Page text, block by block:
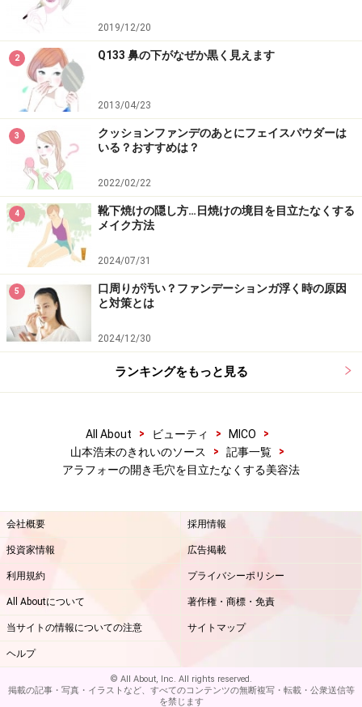
山本浩未さん プロフィール
さまざまなメディアで大人気のヘア＆メイクアップアー
ティスト。取り入れやすいメイクテクが、幅広い年代の
女性に支持される秘密。
・公式Twitterはこちら>>
・
公式Facebookはこちら>>
※記事内容は執筆時点のものです。最新の内容をご確認くださ
い。
※個人の体質、また、誤った方法による実践に起因して肌荒れや
不調を引き起こす場合があります。実践の際には、必ず自身の体
質及び健康状態を十分に考慮し、正しい方法で行ってください。
2019/12/20
2 Q133 鼻の下がなぜか黒く見えます
2013/04/23
3
クッションファンデのあとにフェイスパウダーは
いる？おすすめは？
2022/02/22
4
靴下焼けの隠し方…日焼けの境目を目立たなくする
メイク方法
2024/07/31
5
口周りが汚い？ファンデーションガ浮く時の原因
と対策とは
2024/12/30
ランキングをもっと見る
All About > ビューティ > MICO
>
山本浩未のきれいのソース
> 記事一覧
>
アラフォーの開き毛穴を目立たなくする美容法
会社概要 採用情報
投資家情報 広告掲載
利用規約 プライバシーポリシー
All Aboutについて 著作権・商標・免責
当サイトの情報についての注意 サイトマップ
ヘルプ
© All About, Inc. All rights reserved.
掲載の記事・写真・イラストなど、すべてのコンテンツの無断複写・転載・公衆送信等
を禁じます